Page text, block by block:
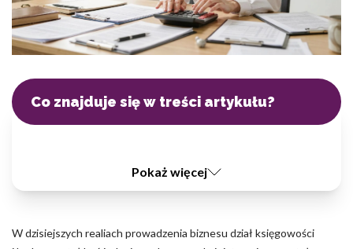
Co znajduje się w treści artykułu?
Pokaż więcej
W dzisiejszych realiach prowadzenia biznesu dział księgowości
informacji, które zmieniają wygląd lub funkcjonowanie strony, np.
preferowany język lub region, w którym znajduje się użytkownik.
Statystyka
Statystyczne pliki cookie pomagają właścicielem stron
internetowych zrozumieć, w jaki sposób różni użytkownicy
Marketing
użytkowników na stronach internetowych. Celem jest wyświetlanie